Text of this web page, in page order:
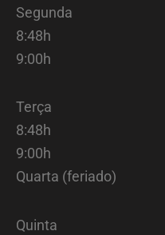
Segunda
8:48h
9:00h
Terça
8:48h
9:00h
Quarta (feriado)
Quinta